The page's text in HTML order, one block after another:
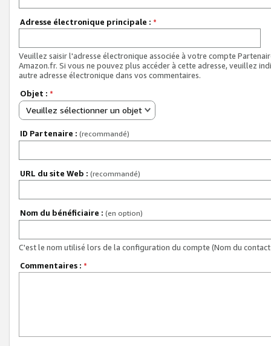
Adresse électronique principale : *
Veuillez saisir l'adresse électronique associée à votre compte
Amazon.fr. Si vous ne pouvez plus accéder à cette adresse, veuillez
autre adresse électronique dans vos commentaires.
Objet : *
Veuillez sélectionner un objet
ID Partenaire : (recommandé)
URL du site Web : (recommandé)
Nom du bénéficiaire : (en option)
C'est le nom utilisé lors de la configuration du compte (Nom du
Commentaires : *